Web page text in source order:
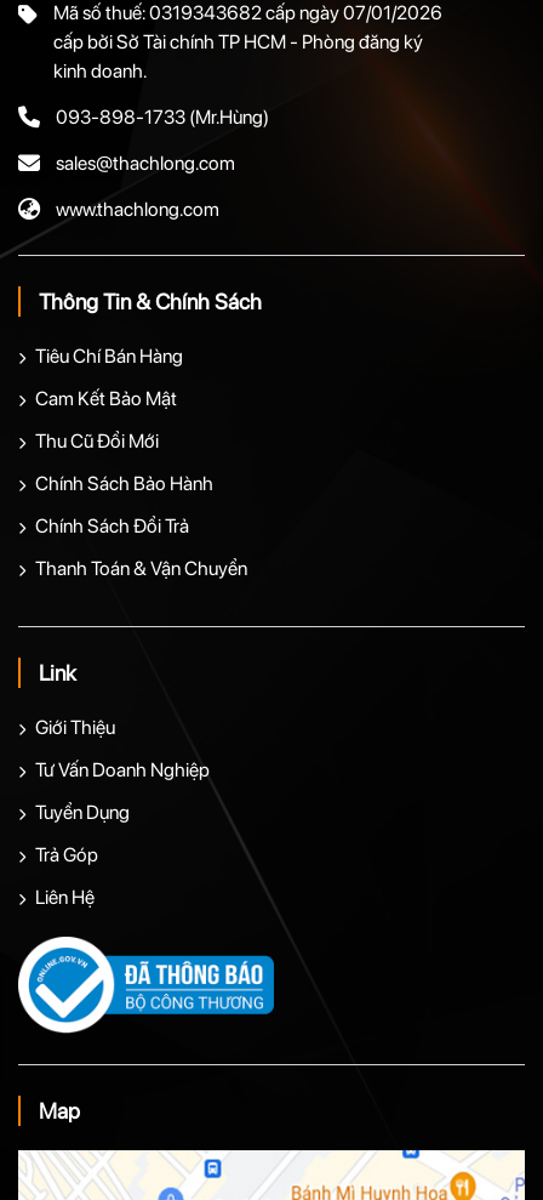
Mã số thuế: 0319343682 cấp ngày 07/01/2026
cấp bởi Sở Tài chính TP HCM - Phòng đăng ký
kinh doanh.
093-898-1733 (Mr.Hùng)
sales@thachlong.com
www.thachlong.com
Thông Tin & Chính Sách
Tiêu Chí Bán Hàng
Cam Kết Bảo Mật
Thu Cũ Đổi Mới
Chính Sách Bảo Hành
Chính Sách Đổi Trả
Thanh Toán & Vận Chuyển
Link
Giới Thiệu
Tư Vấn Doanh Nghiệp
Tuyển Dụng
Trả Góp
Liên Hệ
Map